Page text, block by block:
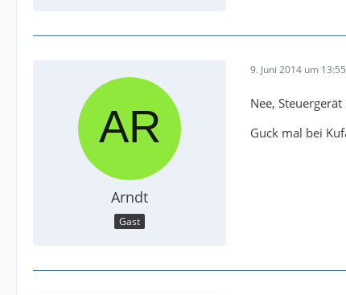
Arndt
Gast
9. Juni 2014 um 13:55
Nee,
Guck mal bei